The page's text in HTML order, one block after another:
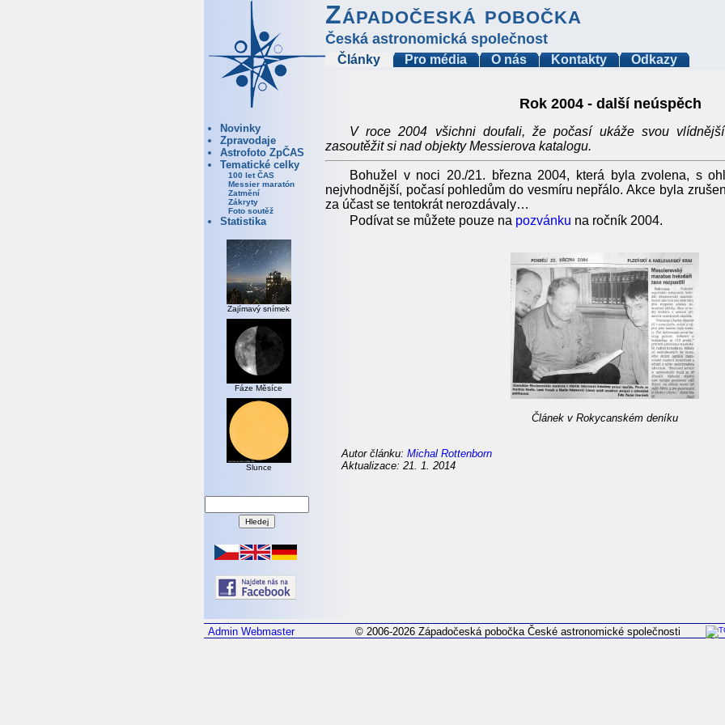
Západočeská pobočka
Česká astronomická společnost
Články Pro média O nás Kontakty Odkazy
Novinky
Zpravodaje
Astrofoto ZpČAS
Tematické celky
100 let ČAS
Messier maratón
Zatmění
Zákryty
Foto soutěž
Statistika
Zajímavý snímek
Fáze Měsíce
Slunce
Rok 2004 - další neúspěch
V roce 2004 všichni doufali, že počasí ukáže svou
zasoutěžit si nad objekty Messierova katalogu.
Bohužel v noci 20./21. března 2004, která byla zvolena, s
nejvhodnější, počasí pohledům do vesmíru nepřálo. Akce byla
za účast se tentokrát nerozdávaly…
Podívat se můžete pouze na pozvánku na ročník 2004.
Článek v Rokycanském deníku
Autor článku: Michal Rottenborn
Aktualizace: 21. 1. 2014
Admin Webmaster © 2006-2026 Západočeská pobočka České astronomické společnosti